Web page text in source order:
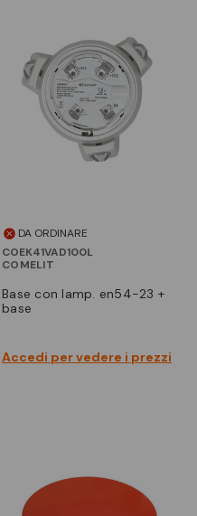
DA ORDINARE
COEK41VAD100L
COMELIT
base con lamp. en54-23 +
base
Accedi per vedere i prezzi